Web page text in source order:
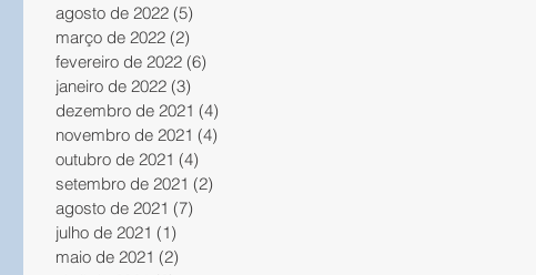
agosto de 2022 (5)
março de 2022 (2)
fevereiro de 2022 (6)
janeiro de 2022 (3)
dezembro de 2021 (4)
novembro de 2021 (4)
outubro de 2021 (4)
setembro de 2021 (2)
agosto de 2021 (7)
julho de 2021 (1)
maio de 2021 (2)